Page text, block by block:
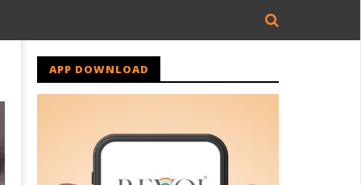
APP DOWNLOAD